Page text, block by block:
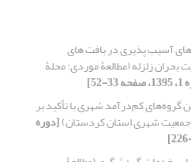
آسیب پذیری در بافت های
زلزله (مطالعۀ موردی: محلۀ
گروه‌های کم‌درآمد شهری با تأکید بر
شهری استان کردستان)[دوره